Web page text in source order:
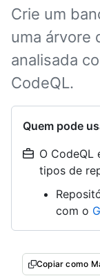
Crie um
uma árvore
analisada
CodeQL.
Quem pode
O CodeQL
tipos de
com o
Copiar como